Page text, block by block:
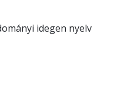
idegen nyelv